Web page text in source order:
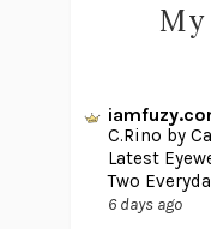
C.Rino by
Latest
Two
6 days ago